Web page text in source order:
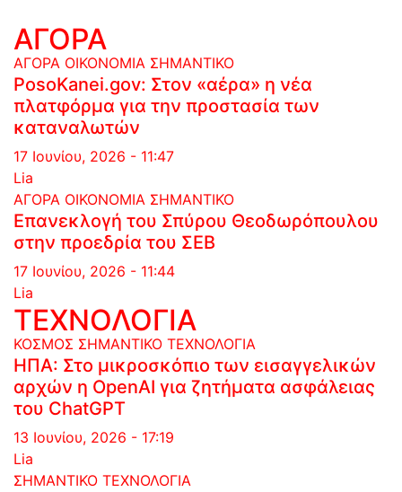
ΑΓΟΡΑ
ΑΓΟΡΑ ΟΙΚΟΝΟΜΙΑ ΣΗΜΑΝΤΙΚΟ
PosoKanei.gov: Στον «αέρα» η νέα
πλατφόρμα για την προστασία των
καταναλωτών
17 Ιουνίου, 2026 - 11:47
Lia
ΑΓΟΡΑ ΟΙΚΟΝΟΜΙΑ ΣΗΜΑΝΤΙΚΟ
Επανεκλογή του Σπύρου Θεοδωρόπουλου
στην προεδρία του ΣΕΒ
17 Ιουνίου, 2026 - 11:44
Lia
ΤΕΧΝΟΛΟΓΙΑ
ΚΟΣΜΟΣ ΣΗΜΑΝΤΙΚΟ ΤΕΧΝΟΛΟΓΙΑ
ΗΠΑ: Στο μικροσκόπιο των εισαγγελικών
αρχών η OpenAI για ζητήματα ασφάλειας
του ChatGPT
13 Ιουνίου, 2026 - 17:19
Lia
ΣΗΜΑΝΤΙΚΟ ΤΕΧΝΟΛΟΓΙΑ